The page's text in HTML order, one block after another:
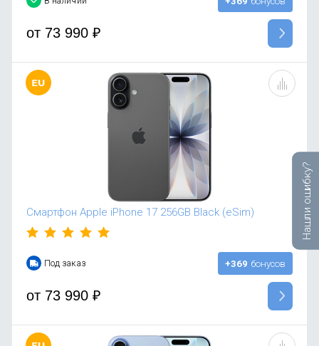
от73 990 ₽
Смартфон Apple iPhone 17 256GB Black (eSim)
Под заказ +369 бонусов
от73 990 ₽
Нашли ошибку?